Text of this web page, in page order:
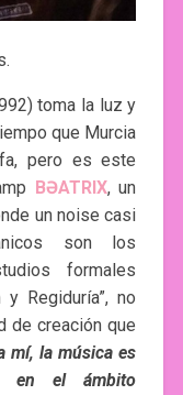
toma la luz y
que Murcia
pero es este
BƏATRIX, un
un noise casi
son los
formales
y Regiduría”, no
de creación que
mí, la música es
en el ámbito